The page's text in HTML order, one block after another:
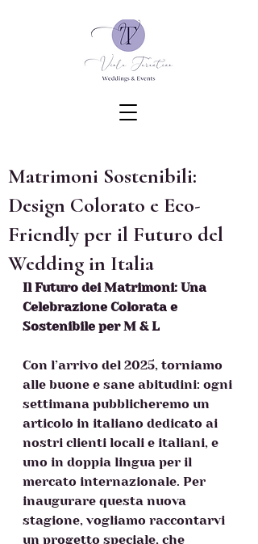
Matrimoni Sostenibili:
Design Colorato e Eco-
Friendly per il Futuro del
Wedding in Italia
Il Futuro dei Matrimoni: Una
Celebrazione Colorata e
Sostenibile per M & L
Con l’arrivo del 2025, torniamo
alle buone e sane abitudini: ogni
settimana pubblicheremo un
articolo in italiano dedicato ai
nostri clienti locali e italiani, e
uno in doppia lingua per il
mercato internazionale. Per
inaugurare questa nuova
stagione, vogliamo raccontarvi
un progetto speciale, che